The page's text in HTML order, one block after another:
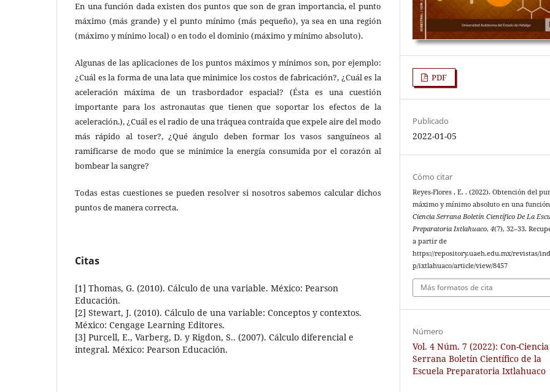
En una función dada existen dos puntos que son de gran importancia, el punto
máximo (más grande) y el punto mínimo (más pequeño), ya sea en una región
(máximo y mínimo local) o en todo el dominio (máximo y mínimo absoluto).
Algunas de las aplicaciones de los puntos máximos y mínimos son, por ejemplo:
¿Cuál es la forma de una lata que minimice los costos de fabricación?, ¿Cuál es la
aceleración máxima de un trasbordador espacial? (Ésta es una cuestión
importante para los astronautas que tienen que soportar los efectos de la
aceleración.), ¿Cuál es el radio de una tráquea contraída que expele aire del modo
más rápido al toser?, ¿Qué ángulo deben formar los vasos sanguíneos al
ramificarse de modo que se minimice la energía consumida por el corazón al
bombear la sangre?
Todas estas cuestiones se pueden resolver si nosotros sabemos calcular dichos
puntos de manera correcta.
Citas
[1] Thomas, G. (2010). Cálculo de una variable. México: Pearson
Educación.
[2] Stewart, J. (2010). Cálculo de una variable: Conceptos y contextos.
México: Cengage Learning Editores.
[3] Purcell, E., Varberg, D. y Rigdon, S.. (2007). Cálculo diferencial e
integral. México: Pearson Educación.
PDF
Publicado
2022-01-05
Cómo citar
Reyes-Flores , E. . (2022). Obtención del
máximo y mínimo absoluto en una
Ciencia Serrana Boletín Científico De La
Preparatoria Ixtlahuaco,4(7), 32–33.
a partir de
https://repository.uaeh.edu.mx/revistas/
p/ixtlahuaco/article/view/8457
Más formatos de cita
Número
Vol. 4 Núm. 7 (2022): Con-Ciencia
Serrana Boletín Científico de la
Escuela Preparatoria Ixtlahuaco